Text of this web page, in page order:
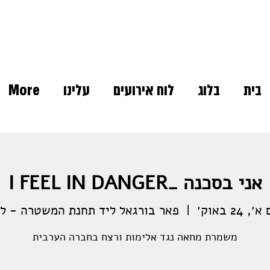
בית בלוג לוח אירועים עלינו More
אני בסכנה _I FEEL IN DANGER
24 באוק׳
  |
פאר בורגאל ליד תחנת המשטרה -
משמרת מחאה נגד אלימות ורצח בחברה הערבית